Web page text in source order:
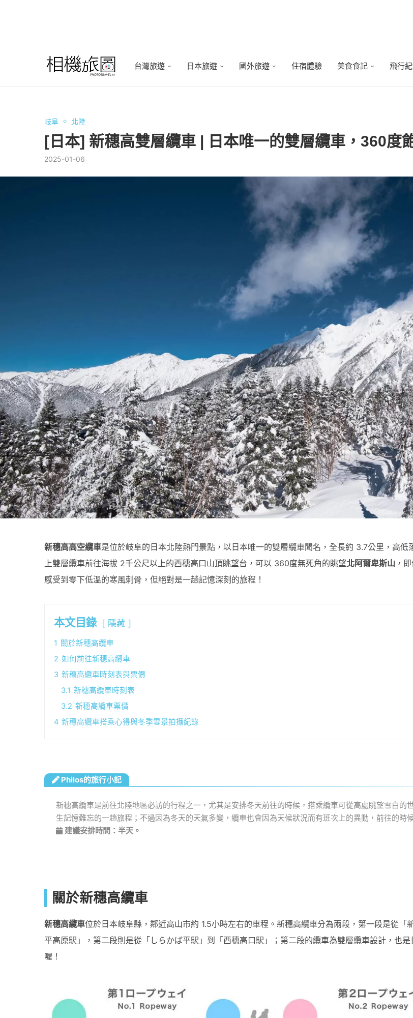
台灣旅遊 日本旅遊 國外旅遊 住宿體驗 美食食記 飛行
岐阜 北陸
[日本] 新穗高雙層纜車 | 日本唯一的雙層纜車，360度
2025-01-06
新穗高高空纜車是位於岐阜的日本北陸熱門景點，以日本唯一的雙層纜車聞名，全長約 3.7公里，高低
上雙層纜車前往海拔 2千公尺以上的西穗高口山頂眺望台，可以 360度無死角的眺望北阿爾卑斯山 ，
感受到零下低溫的寒風刺骨，但絕對是一趟記憶深刻的旅程！
本文目錄 隱藏
1 關於新穗高纜車
2 如何前往新穗高纜車
3 新穗高纜車時刻表與票價
3.1 新穗高纜車時刻表
3.2 新穗高纜車票價
4 新穗高纜車搭乘心得與冬季雪景拍攝紀錄
Philos的旅行小記
新穗高纜車是前往北陸地區必訪的行程之一，尤其是安排冬天前往的時候，搭乘纜車可從高處眺望雪白的
生記憶難忘的一趟旅程；不過因為冬天的天氣多變，纜車也會因為天候狀況而有班次上的異動，前往的時
建議安排時間：半天。
關於新穗高纜車
新穗高纜車位於日本岐阜縣，鄰近高山市約 1.5小時左右的車程。新穗高纜車分為兩段，第一段是從「
平高原駅」，第二段則是從「しらかば平駅」到「西穗高口駅」；第二段的纜車為雙層纜車設計，也
喔！